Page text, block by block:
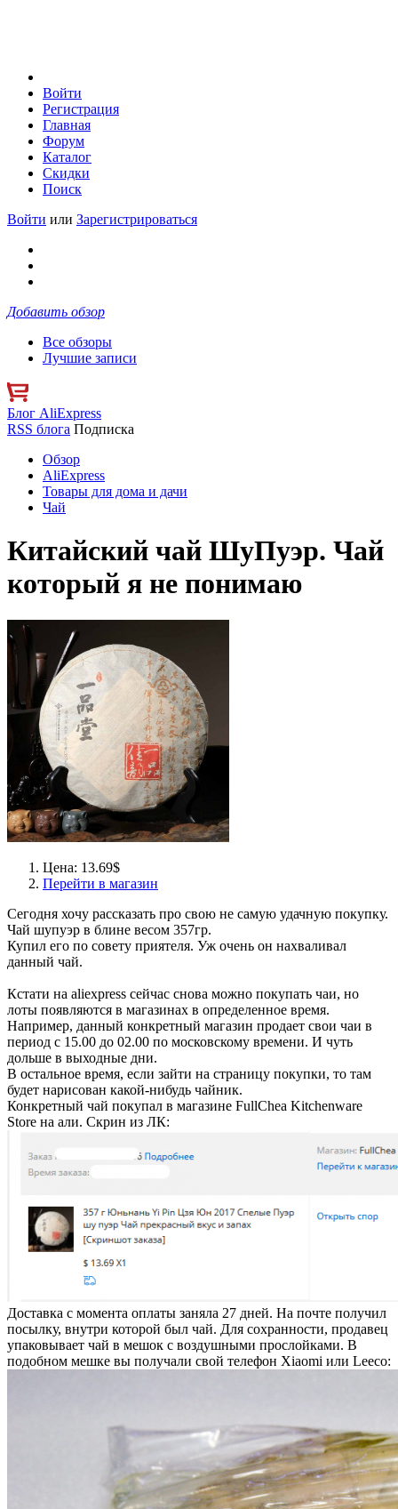
Войти
Регистрация
Главная
Форум
Каталог
Скидки
Поиск
Войти или Зарегистрироваться
Добавить обзор
Все обзоры
Лучшие записи
Блог AliExpress
RSS блога Подписка
Обзор
AliExpress
Товары для дома и дачи
Чай
Китайский чай ШуПуэр. Чай
который я не понимаю
Цена: 13.69$
Перейти в магазин
Сегодня хочу рассказать про свою не самую удачную покупку.
Чай шупуэр в блине весом 357гр.
Купил его по совету приятеля. Уж очень он нахваливал
данный чай.
Кстати на aliexpress сейчас снова можно покупать чаи, но
лоты появляются в магазинах в определенное время.
Например, данный конкретный магазин продает свои чаи в
период с 15.00 до 02.00 по московскому времени. И чуть
дольше в выходные дни.
В остальное время, если зайти на страницу покупки, то там
будет нарисован какой-нибудь чайник.
Конкретный чай покупал в магазине FullChea Kitchenware
Store на али. Скрин из ЛК:
Доставка с момента оплаты заняла 27 дней. На почте получил
посылку, внутри которой был чай. Для сохранности, продавец
упаковывает чай в мешок с воздушными прослойками. В
подобном мешке вы получали свой телефон Xiaomi или Leeco: